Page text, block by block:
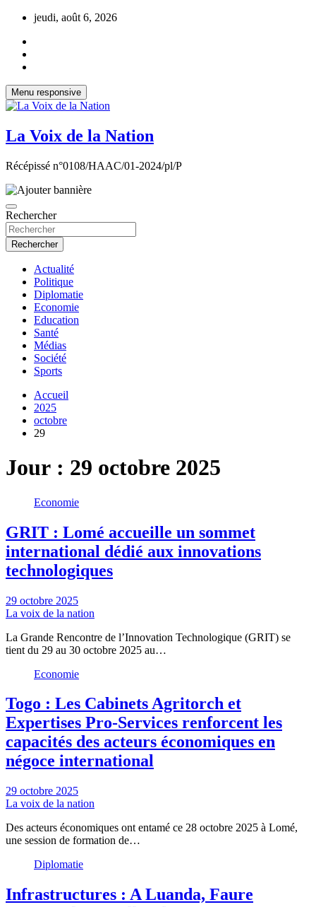
Aller
contenu
jeudi, août 6, 2026
Menu responsive
La Voix de la Nation
Récépissé n°0108/HAAC/01-2024/pl/P
Rechercher
Rechercher
Actualité
Politique
Diplomatie
Economie
Education
Santé
Médias
Société
Sports
Accueil
2025
octobre
29
Jour : 29 octobre 2025
Economie
GRIT : Lomé accueille un sommet
international dédié aux innovations
technologiques
29 octobre 2025
La voix de la nation
La Grande Rencontre de l’Innovation Technologique (GRIT) se
tient du 29 au 30 octobre 2025 au…
Economie
Togo : Les Cabinets Agritorch et
Expertises Pro-Services renforcent les
capacités des acteurs économiques en
négoce international
29 octobre 2025
La voix de la nation
Des acteurs économiques ont entamé ce 28 octobre 2025 à Lomé,
une session de formation de…
Diplomatie
Infrastructures : A Luanda, Faure